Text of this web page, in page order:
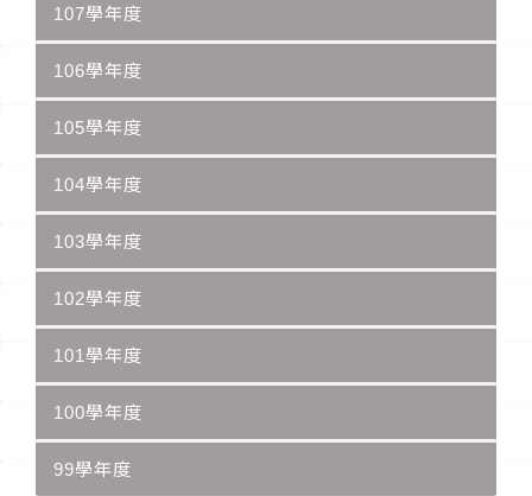
107學年度
106學年度
105學年度
104學年度
103學年度
102學年度
101學年度
100學年度
99學年度